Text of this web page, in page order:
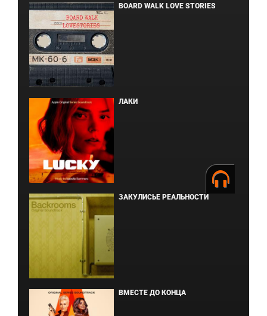
BOARD WALK LOVE STORIES
ЛАКИ
ЗАКУЛИСЬЕ РЕАЛЬНОСТИ
ВМЕСТЕ ДО КОНЦА